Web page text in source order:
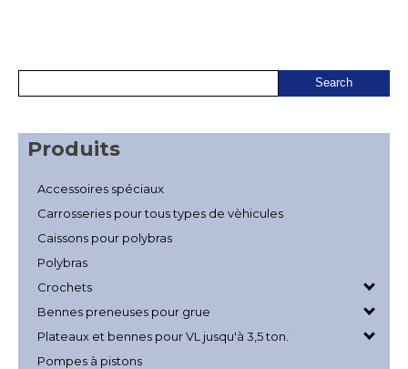
Produits
Accessoires spéciaux
Carrosseries pour tous types de vèhicules
Caissons pour polybras
Polybras
Crochets
Bennes preneuses pour grue
Plateaux et bennes pour VL jusqu'à 3,5 ton.
Pompes à pistons